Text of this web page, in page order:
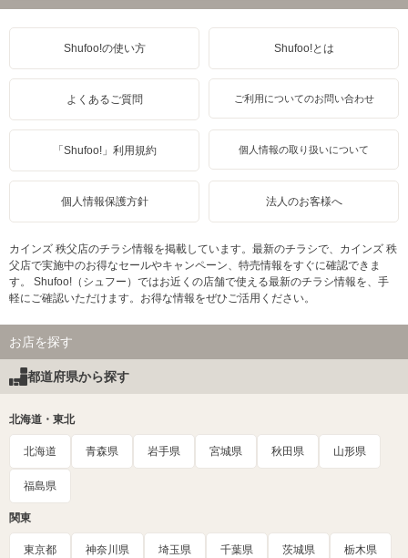
Shufoo!の使い方 Shufoo!とは
よくあるご質問 ご利用についてのお問い合わせ
「Shufoo!」利用規約 個人情報の取り扱いについて
個人情報保護方針 法人のお客様へ
カインズ 秩父店のチラシ情報を掲載しています。最新のチラシで、カインズ 秩
父店で実施中のお得なセールやキャンペーン、特売情報をすぐに確認できま
す。 Shufoo!（シュフー）ではお近くの店舗で使える最新のチラシ情報を、手
軽にご確認いただけます。お得な情報をぜひご活用ください。
お店を探す
都道府県から探す
北海道・東北
北海道 青森県 岩手県 宮城県 秋田県 山形県
福島県
関東
東京都 神奈川県 埼玉県 千葉県 茨城県 栃木県